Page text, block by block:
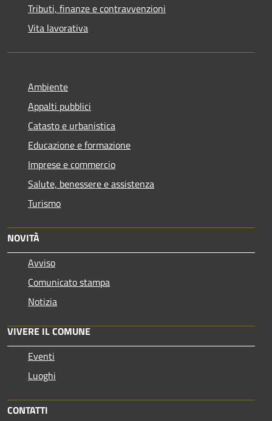
Tributi, finanze e contravvenzioni
Vita lavorativa
Ambiente
Appalti pubblici
Catasto e urbanistica
Educazione e formazione
Imprese e commercio
Salute, benessere e assistenza
Turismo
NOVITÀ
Avviso
Comunicato stampa
Notizia
VIVERE IL COMUNE
Eventi
Luoghi
CONTATTI